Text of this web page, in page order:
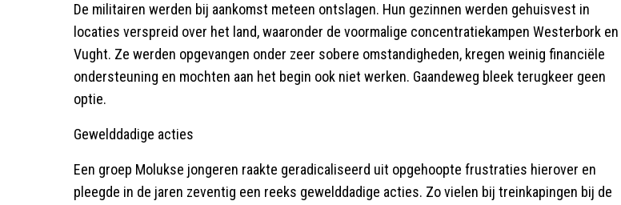
De militairen werden bij aankomst meteen ontslagen. Hun gezinnen werden gehuisvest in
locaties verspreid over het land, waaronder de voormalige concentratiekampen Westerbork en
Vught. Ze werden opgevangen onder zeer sobere omstandigheden, kregen weinig financiële
ondersteuning en mochten aan het begin ook niet werken. Gaandeweg bleek terugkeer geen
optie.
Gewelddadige acties
Een groep Molukse jongeren raakte geradicaliseerd uit opgehoopte frustraties hierover en
pleegde in de jaren zeventig een reeks gewelddadige acties. Zo vielen bij treinkapingen bij de